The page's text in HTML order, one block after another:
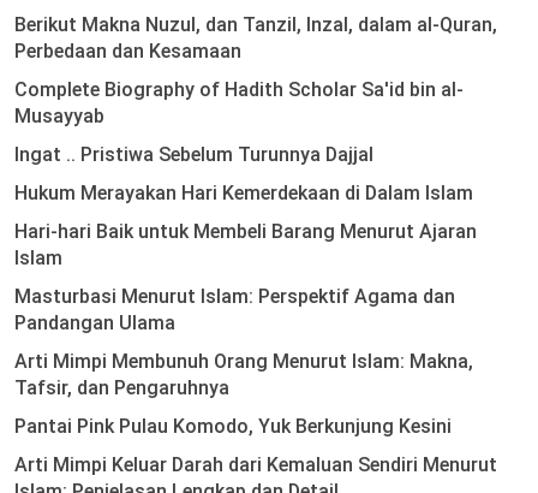
Berikut Makna Nuzul, dan Tanzil, Inzal, dalam al-Quran,
Perbedaan dan Kesamaan
Complete Biography of Hadith Scholar Sa'id bin al-
Musayyab
Ingat .. Pristiwa Sebelum Turunnya Dajjal
Hukum Merayakan Hari Kemerdekaan di Dalam Islam
Hari-hari Baik untuk Membeli Barang Menurut Ajaran
Islam
Masturbasi Menurut Islam: Perspektif Agama dan
Pandangan Ulama
Arti Mimpi Membunuh Orang Menurut Islam: Makna,
Tafsir, dan Pengaruhnya
Pantai Pink Pulau Komodo, Yuk Berkunjung Kesini
Arti Mimpi Keluar Darah dari Kemaluan Sendiri Menurut